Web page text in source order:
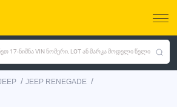
17-ნიშნა VIN ნომერი, LOT ან მარკა მოდელი წელი
/ JEEP RENEGADE /